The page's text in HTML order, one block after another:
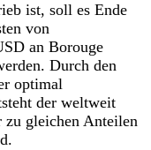
ist, soll es Ende
von
an Borouge
Durch den
optimal
der weltweit
gleichen Anteilen